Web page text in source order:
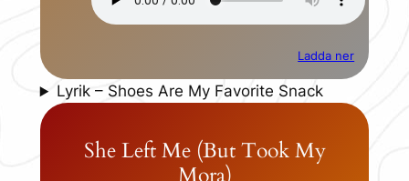
Ladda ner
Lyrik – Shoes Are My Favorite Snack
She Left Me (But Took My